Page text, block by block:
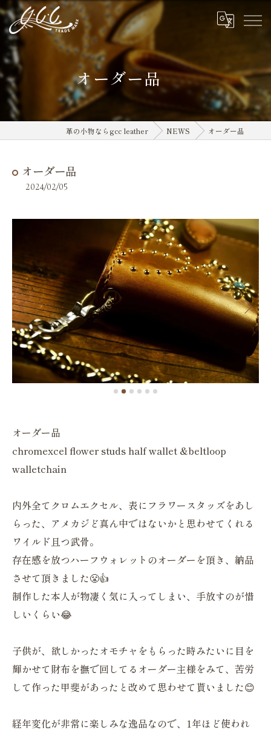
オーダー品
革の小物ならgcc leather NEWS オーダー品
オーダー品
2024/02/05
オーダー品
chromexcel flower studs half wallet &beltloop
walletchain
内外全てクロムエクセル、表にフラワースタッズをあし
らった、アメカジど真ん中ではないかと思わせてくれる
ワイルド且つ武骨。
存在感を放つハーフウォレットのオーダーを頂き、納品
させて頂きました😤👍
制作した本人が物凄く気に入ってしまい、手放すのが惜
しいくらい😂
子供が、欲しかったオモチャをもらった時みたいに目を
輝かせて財布を撫で回してるオーダー主様をみて、苦労
して作った甲斐があったと改めて思わせて貰いました😊
経年変化が非常に楽しみな逸品なので、1年ほど使われ